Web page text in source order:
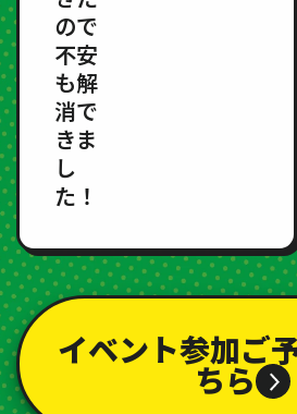
ので
不安
も解
消で
きま
し
た！
イベント参加ご
ちら